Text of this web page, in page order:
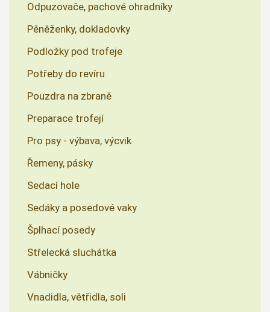
Odpuzovače, pachové ohradníky
Pěněženky, dokladovky
Podložky pod trofeje
Potřeby do revíru
Pouzdra na zbraně
Preparace trofejí
Pro psy - výbava, výcvik
Řemeny, pásky
Sedací hole
Sedáky a posedové vaky
Šplhací posedy
Střelecká sluchátka
Vábničky
Vnadidla, větřidla, soli